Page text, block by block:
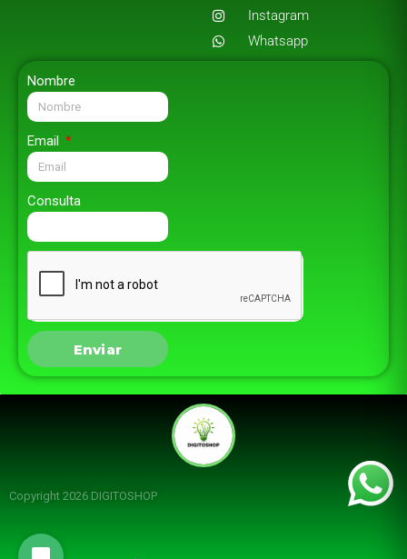
Instagram
Whatsapp
Nombre
Email
Consulta
Enviar
Copyright 2026 DIGITOSHOP